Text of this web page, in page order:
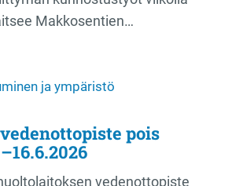
Makkosentien…
ja ympäristö
pois
vedenottopiste